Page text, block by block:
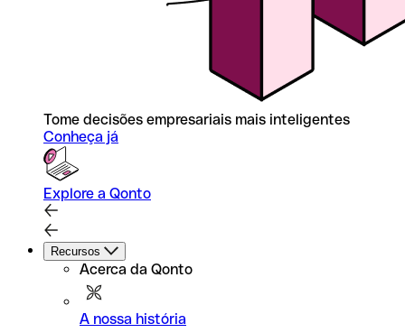
Tome decisões empresariais mais inteligentes
Conheça já
Explore a Qonto
Recursos
Acerca da Qonto
A nossa história